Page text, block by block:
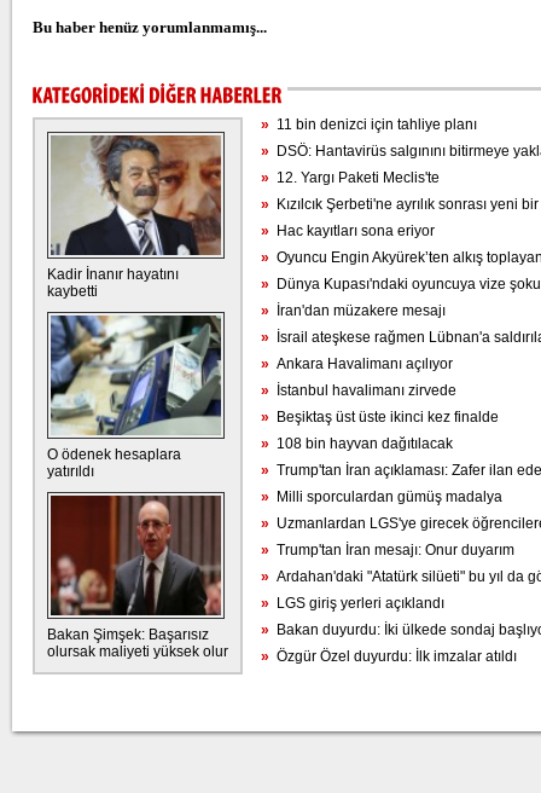
Bu haber henüz yorumlanmamış...
Kadir İnanır hayatını
kaybetti
O ödenek hesaplara
yatırıldı
Bakan Şimşek: Başarısız
olursak maliyeti yüksek olur
» 11 bin denizci için tahliye planı
» DSÖ: Hantavirüs salgınını bitirmeye
» 12. Yargı Paketi Meclis'te
» Kızılcık Şerbeti'ne ayrılık sonrası yeni
» Hac kayıtları sona eriyor
» Oyuncu Engin Akyürek’ten alkış
» Dünya Kupası'ndaki oyuncuya vize şoku
» İran'dan müzakere mesajı
» İsrail ateşkese rağmen Lübnan'a
» Ankara Havalimanı açılıyor
» İstanbul havalimanı zirvede
» Beşiktaş üst üste ikinci kez finalde
» 108 bin hayvan dağıtılacak
» Trump'tan İran açıklaması: Zafer ilan
» Milli sporculardan gümüş madalya
» Uzmanlardan LGS'ye girecek
» Trump'tan İran mesajı: Onur duyarım
» Ardahan'daki "Atatürk silüeti" bu yıl da
» LGS giriş yerleri açıklandı
» Bakan duyurdu: İki ülkede sondaj
» Özgür Özel duyurdu: İlk imzalar atıldı